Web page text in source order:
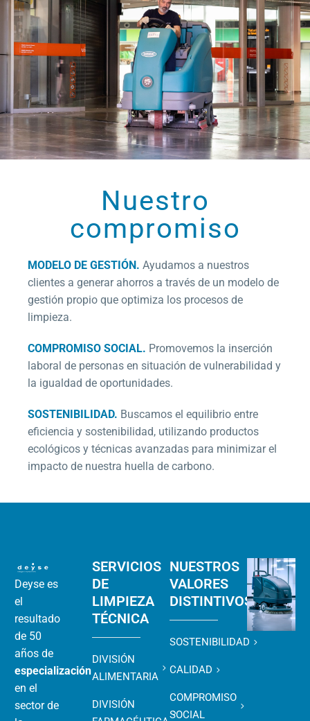
Nuestro
compromiso
MODELO DE GESTIÓN. Ayudamos a nuestros
clientes a generar ahorros a través de un modelo de
gestión propio que optimiza los procesos de
limpieza.
COMPROMISO SOCIAL. Promovemos la inserción
laboral de personas en situación de vulnerabilidad y
la igualdad de oportunidades.
SOSTENIBILIDAD. Buscamos el equilibrio entre
eficiencia y sostenibilidad, utilizando productos
ecológicos y técnicas avanzadas para minimizar el
impacto de nuestra huella de carbono.
Deyse es
el
resultado
de 50
años de
especialización
en el
sector de
SERVICIOS
DE
LIMPIEZA
TÉCNICA
DIVISIÓN
ALIMENTARIA
DIVISIÓN
NUESTROS
VALORES
DISTINTIVOS
SOSTENIBILIDAD
CALIDAD
COMPROMISO
SOCIAL